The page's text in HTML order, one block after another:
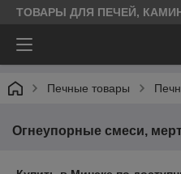
ТОВАРЫ ДЛЯ ПЕЧЕЙ,
Печные товары
Огнеупорные смеси,